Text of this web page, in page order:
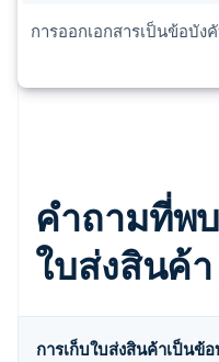
การออกเอกสารเป็นข้อบัง
คำถามที่พ
ใบส่งสินค้า
การเก็บใบส่งสินค้าเป็นข้
กรีซ